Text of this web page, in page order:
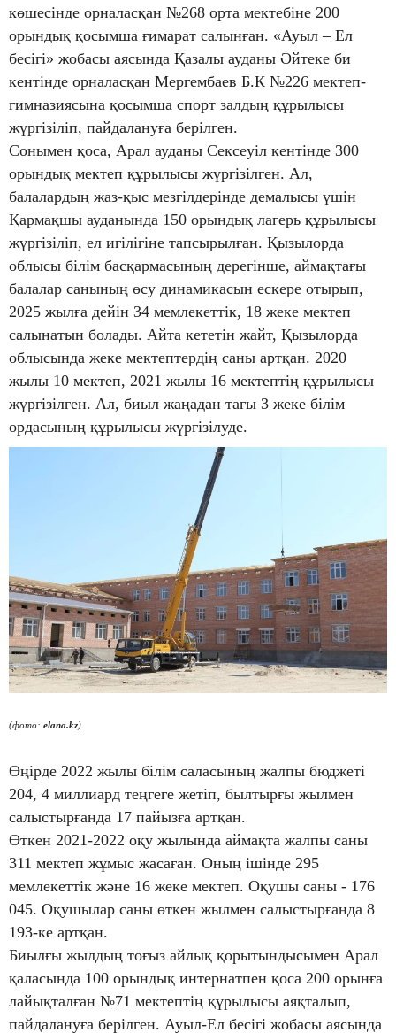
көшесінде орналасқан №268 орта мектебіне 200
орындық қосымша ғимарат салынған. «Ауыл – Ел
бесігі» жобасы аясында Қазалы ауданы Әйтеке би
кентінде орналасқан Мергембаев Б.К №226 мектеп-
гимназиясына қосымша спорт залдың құрылысы
жүргізіліп, пайдалануға берілген.
Сонымен қоса, Арал ауданы Сексеуіл кентінде 300
орындық мектеп құрылысы жүргізілген. Ал,
балалардың жаз-қыс мезгілдерінде демалысы үшін
Қармақшы ауданында 150 орындық лагерь құрылысы
жүргізіліп, ел игілігіне тапсырылған. Қызылорда
облысы білім басқармасының дерегінше, аймақтағы
балалар санының өсу динамикасын ескере отырып,
2025 жылға дейін 34 мемлекеттік, 18 жеке мектеп
салынатын болады. Айта кететін жайт, Қызылорда
облысында жеке мектептердің саны артқан. 2020
жылы 10 мектеп, 2021 жылы 16 мектептің құрылысы
жүргізілген. Ал, биыл жаңадан тағы 3 жеке білім
ордасының құрылысы жүргізілуде.
(фото: elana.kz)
Өңірде 2022 жылы білім саласының жалпы бюджеті
204, 4 миллиард теңгеге жетіп, былтырғы жылмен
салыстырғанда 17 пайызға артқан.
Өткен 2021-2022 оқу жылында аймақта жалпы саны
311 мектеп жұмыс жасаған. Оның ішінде 295
мемлекеттік және 16 жеке мектеп. Оқушы саны - 176
045. Оқушылар саны өткен жылмен салыстырғанда 8
193-ке артқан.
Биылғы жылдың тоғыз айлық қорытындысымен Арал
қаласында 100 орындық интернатпен қоса 200 орынға
лайықталған №71 мектептің құрылысы аяқталып,
пайдалануға берілген. Ауыл-Ел бесігі жобасы аясында